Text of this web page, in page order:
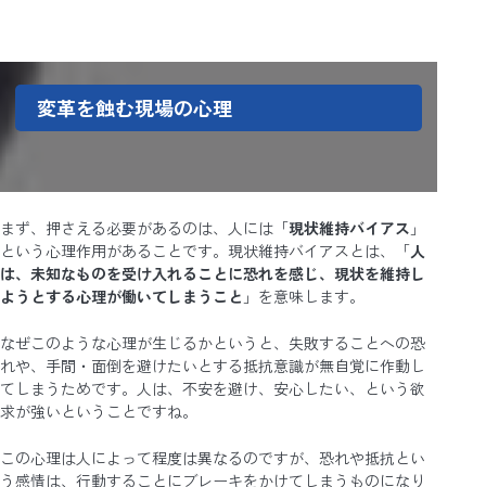
変革を蝕む現場の心理
まず、押さえる必要があるのは、人には「現状維持バイアス 」
という心理作用があることです。現状維持バイアスとは、「人
は、未知なものを受け入れることに恐れを感じ、現状を維持し
ようとする心理が働いてしまうこと 」を意味します。
なぜこのような心理が生じるかというと、失敗することへの恐
れや、手間・面倒を避けたいとする抵抗意識が無自覚に作動し
てしまうためです。人は、不安を避け、安心したい、という欲
求が強いということですね。
この心理は人によって程度は異なるのですが、恐れや抵抗とい
う感情は、行動することにブレーキをかけてしまうものになり